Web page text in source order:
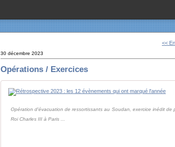
<<
30 décembre 2023
Opérations / Exercices
Opération d'évacuation de ressortissants au Soudan, exercice inédit
Roi Charles III à Paris ...